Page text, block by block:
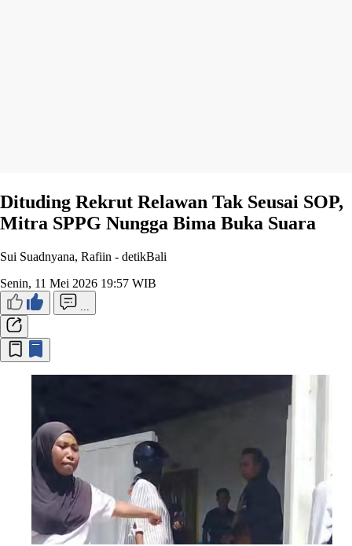
Dituding Rekrut Relawan Tak Seusai SOP,
Mitra SPPG Nungga Bima Buka Suara
Sui Suadnyana, Rafiin - detikBali
Senin, 11 Mei 2026 19:57 WIB